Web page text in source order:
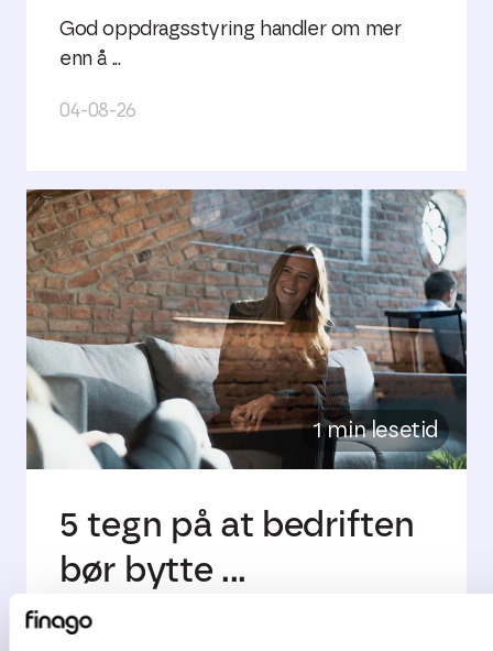
God oppdragsstyring handler om mer
enn å ...
04-08-26
1 min lesetid
5 tegn på at bedriften
bør bytte ...
De fleste bedrifter starter enkelt. Et ...